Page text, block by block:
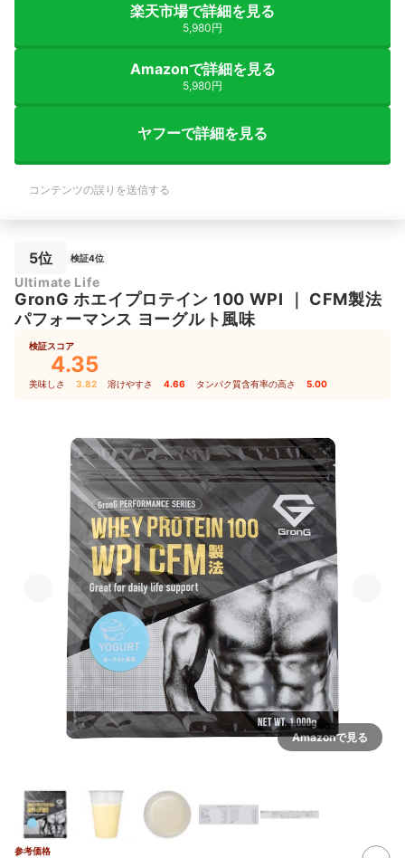
楽天市場で詳細を見る
5,980円
Amazonで詳細を見る
5,980円
ヤフーで詳細を見る
コンテンツの誤りを送信する
5位 検証4位
Ultimate Life
GronG ホエイプロテイン 100 WPI ｜ CFM製法
パフォーマンス ヨーグルト風味
検証スコア
4.35
美味しさ 3.82 溶けやすさ 4.66 タンパク質含有率の高さ 5.00
Amazonで見る
参考価格